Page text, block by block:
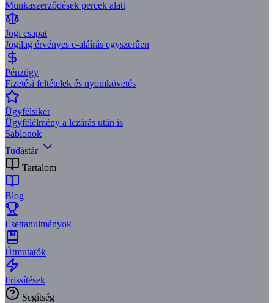
Munkaszerződések percek alatt
Jogi csapat
Jogilag érvényes e-aláírás egyszerűen
Pénzügy
Fizetési feltételek és nyomkövetés
Ügyfélsiker
Ügyfélélmény a lezárás után is
Sablonok
Tudástár
Tartalom
Blog
Esettanulmányok
Útmutatók
Frissítések
Segítség